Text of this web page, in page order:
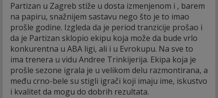
Partizan u Zagreb stiže u dosta izmenjenom i , barem
na papiru, snažnijem sastavu nego što je to imao
prošle godine. Izgleda da je period tranzicije prošao i
da je Partizan sklopio ekipu koja može da bude vrlo
konkurentna u ABA ligi, ali i u Evrokupu. Na sve to
ima trenera u vidu Andree Trinkijerija. Ekipa koja je
prošle sezone igrala je u velikom delu razmontirana, a
među crno-bele su stigli igrači koji imaju ime, iskustvo
i kvalitet da mogu do dobrih rezultata.